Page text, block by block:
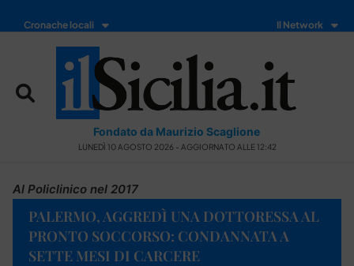
Cronache locali Il Network
Fondato da Maurizio Scaglione
LUNEDÌ 10 AGOSTO 2026 - AGGIORNATO ALLE 12:42
Al Policlinico nel 2017
PALERMO, AGGREDÌ UNA DOTTORESSA AL
PRONTO SOCCORSO: CONDANNATA A
SETTE MESI DI CARCERE